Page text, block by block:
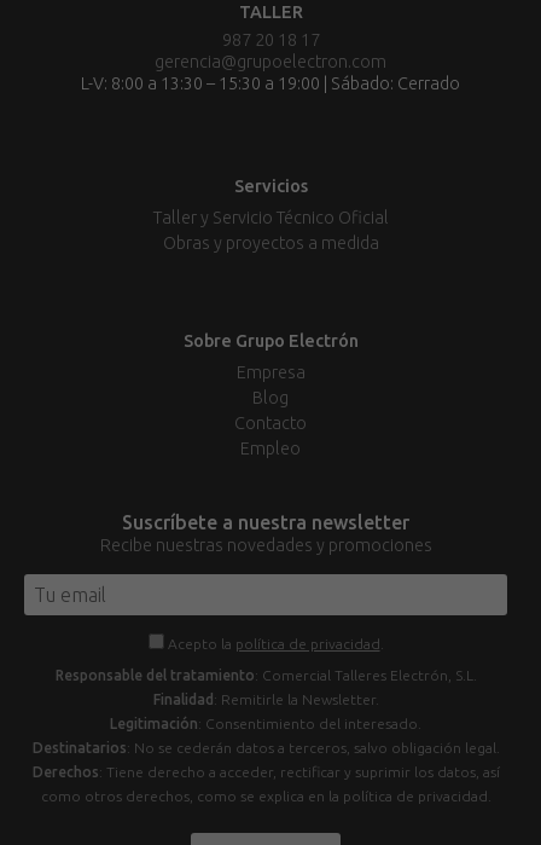
TALLER
987 20 18 17
gerencia@grupoelectron.com
L-V: 8:00 a 13:30 – 15:30 a 19:00 | Sábado: Cerrado
Servicios
Taller y Servicio Técnico Oficial
Obras y proyectos a medida
Sobre Grupo Electrón
Empresa
Blog
Contacto
Empleo
Suscríbete a nuestra newsletter
Recibe nuestras novedades y promociones
Acepto la política de privacidad
Responsable del tratamiento: Comercial Talleres Electrón, S.L.
Finalidad : Remitirle la Newsletter.
Legitimación: Consentimiento del interesado.
Destinatarios: No se cederán datos a terceros, salvo obligación legal.
Derechos: Tiene derecho a acceder, rectificar y suprimir los datos, así
como otros derechos, como se explica en la política de privacidad.